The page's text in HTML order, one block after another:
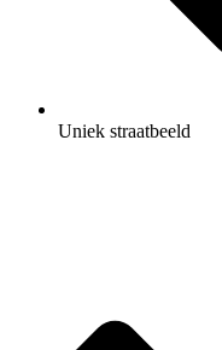
Uniek straatbeeld